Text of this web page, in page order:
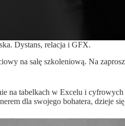
Dystans, relacja i GFX.
na salę szkoleniową. Na
na tabelkach w Excelu i
dla swojego bohatera, dzieje